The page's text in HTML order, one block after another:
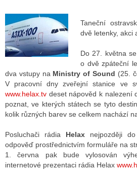
RÁDIÍ
RÁDIÍ
VYSÍLAČE
TELEVIZE
TELEVIZÍ
VYSÍLAČE
INTERNET
Taneční
dvě letenky, akci
Do 27. května
o dvě zpáteční
dva vstupy na Ministry of Sound (25.
V pracovní dny zveřejní stanice ve
www.helax.tv deset nápověd k nalezení
poznat, ve kterých státech se tyto
kolik různých barev se celkem nachází
Posluchači rádia Helax nejpozději
odpověď prostřednictvím formuláře na
1. června pak bude vylosován
internetové prezentaci rádia Helax